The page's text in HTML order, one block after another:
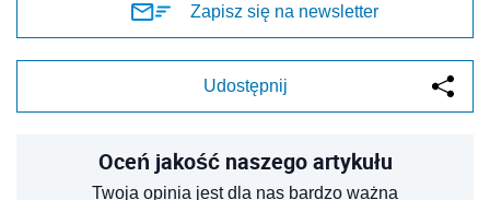
Zapisz się na newsletter
Udostępnij
Oceń jakość naszego artykułu
Twoja opinia jest dla nas bardzo ważna